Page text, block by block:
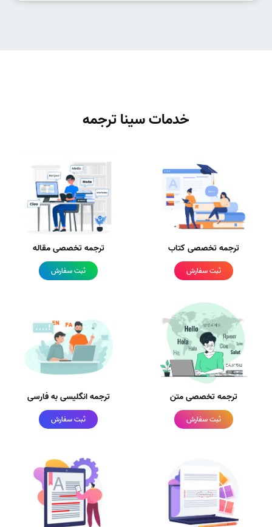
خدمات سینا ترجمه
ترجمه تخصصی کتاب
ثبت سفارش
ترجمه تخصصی مقاله
ثبت سفارش
ترجمه تخصصی متن
ثبت سفارش
ترجمه انگلیسی به فارسی
ثبت سفارش